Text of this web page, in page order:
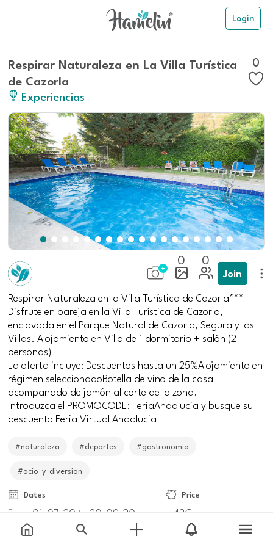
Login
Respirar Naturaleza en La Villa Turística
de Cazorla
Experiencias
0
0 0
Join
Respirar Naturaleza en la Villa Turística de Cazorla***
Disfrute en pareja en la Villa Turística de Cazorla,
enclavada en el Parque Natural de Cazorla, Segura y las
Villas. Alojamiento en Villa de 1 dormitorio + salón (2
personas)
La oferta incluye: Descuentos hasta un 25%Alojamiento en
régimen seleccionadoBotella de vino de la casa
acompañado de jamón al corte de la zona.
Introduzca el PROMOCODE: FeriaAndalucia y busque su
descuento Feria Virtual Andalucia
#naturaleza #deportes #gastronomia
#ocio_y_diversion
Dates
From 01-07-20to20-09-20
Price
43€
Meeting point